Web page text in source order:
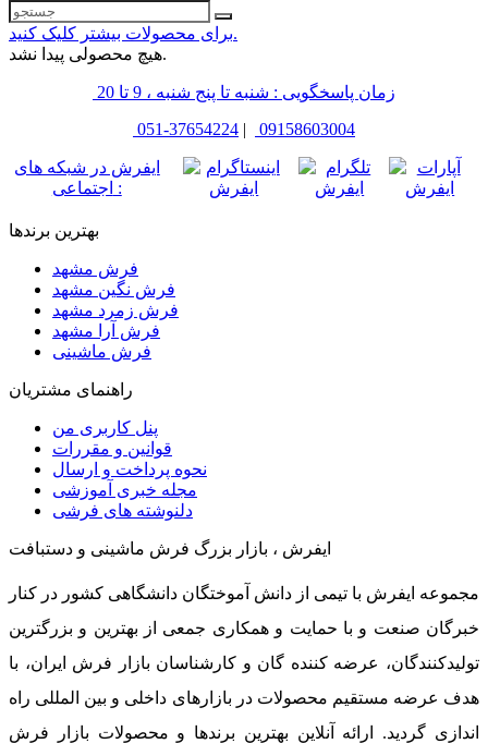
برای محصولات بیشتر کلیک کنید.
هیچ محصولی پیدا نشد.
زمان پاسخگویی : شنبه تا پنج شنبه ، 9 تا 20
051-37654224 | 09158603004
ایفرش در شبکه های
اجتماعی :
بهترین برندها
فرش مشهد
فرش نگین مشهد
فرش زمرد مشهد
فرش آرا مشهد
فرش ماشینی
راهنمای مشتریان
پنل کاربری من
قوانین و مقررات
نحوه پرداخت و ارسال
مجله خبری آموزشی
دلنوشته های فرشی
ایفرش ، بازار بزرگ فرش ماشینی و دستبافت
مجموعه ایفرش با تیمی از دانش آموختگان دانشگاهی کشور در کنار
خبرگان صنعت و با حمایت و همکاری جمعی از بهترین و بزرگترین
تولیدکنندگان، عرضه کننده گان و کارشناسان بازار فرش ایران، با
هدف عرضه مستقیم محصولات در بازارهای داخلی و بین المللی راه
اندازی گردید. ارائه آنلاین بهترین برندها و محصولات بازار فرش